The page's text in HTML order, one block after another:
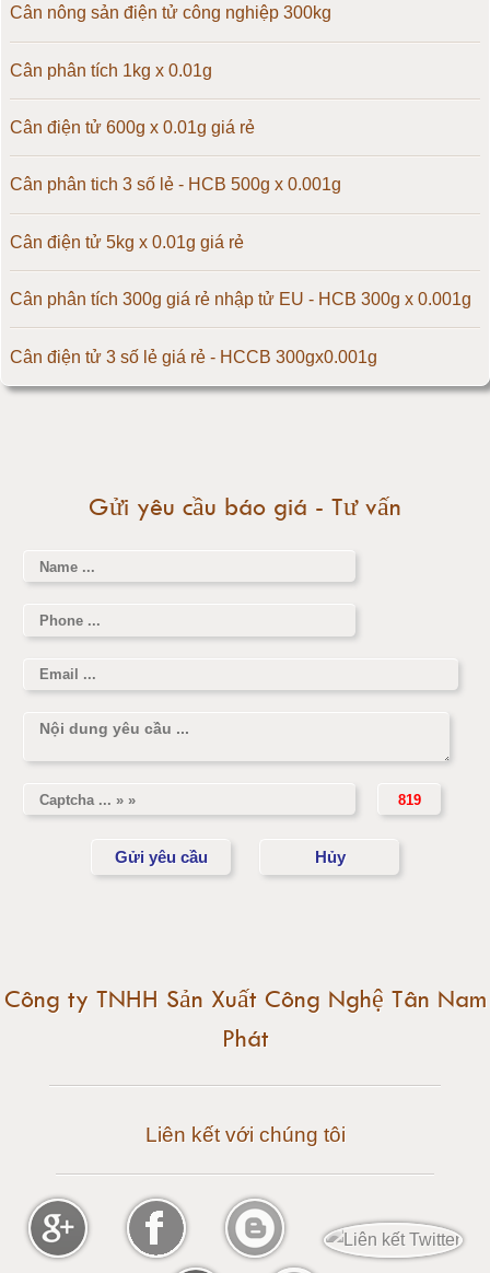
Cân điện tử 60kg
Cân điện tử 100kg
Cân điện tử 150kg
Cân điện tử 200kg
Cân điện tử 300kg
Cân điện tử 500kg
Cân điện tử 3000kg
Cân điện tử 1 tấn
Cân điện tử 2 tấn
Cân điện tử 3 tấn
Cân điện tử 10 tấn
Cân điện tử 15 tấn
Cân điện tử 50 tấn
Cân điện tử 60 tấn
Cân điện tử 80 tấn
Cân điện tử 100 tấn
Cân nông sản điện tử công nghiệp 300kg
Cân phân tích 1kg x 0.01g
Cân điện tử 600g x 0.01g giá rẻ
Cân phân tich 3 số lẻ - HCB 500g x 0.001g
Cân điện tử 5kg x 0.01g giá rẻ
Cân phân tích 300g giá rẻ nhập tử EU - HCB 300g x 0.001g
Cân điện tử 3 số lẻ giá rẻ - HCCB 300gx0.001g
Gửi yêu cầu báo giá - Tư vấn
Công ty TNHH Sản Xuất Công Nghệ Tân Nam
Phát
Liên kết với chúng tôi